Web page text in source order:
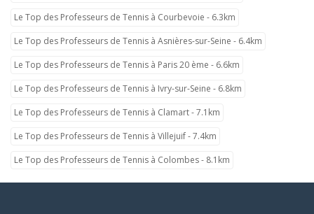
Le Top des Professeurs de Tennis à Courbevoie - 6.3km
Le Top des Professeurs de Tennis à Asnières-sur-Seine - 6.4km
Le Top des Professeurs de Tennis à Paris 20 ème - 6.6km
Le Top des Professeurs de Tennis à Ivry-sur-Seine - 6.8km
Le Top des Professeurs de Tennis à Clamart - 7.1km
Le Top des Professeurs de Tennis à Villejuif - 7.4km
Le Top des Professeurs de Tennis à Colombes - 8.1km